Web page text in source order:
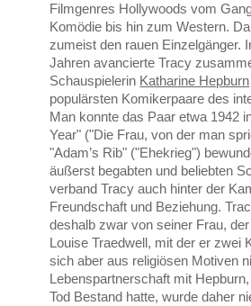
Filmgenres Hollywoods vom
Komödie bis hin zum Western.
zumeist den rauen Einzelgänger.
Jahren avancierte Tracy
Schauspielerin Katharine Hepburn
populärsten Komikerpaare des
Man konnte das Paar etwa 1942
Year" ("Die Frau, von der man
"Adam’s Rib" ("Ehekrieg")
äußerst begabten und beliebten
verband Tracy auch hinter der
Freundschaft und Beziehung.
deshalb zwar von seiner Frau,
Louise Traedwell, mit der er zwei
sich aber aus religiösen Motiven
Lebenspartnerschaft mit
Tod Bestand hatte, wurde daher